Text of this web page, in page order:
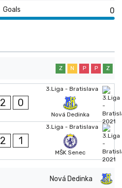
Goals 0
Z N P P Z
3.Liga - Bratislava
2 0
Nová Dedinka
3.Liga - Bratislava
2 1
MŠK Senec
Nová Dedinka